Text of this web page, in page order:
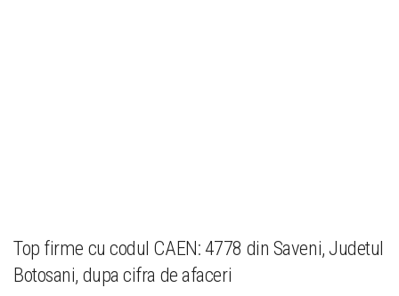
Top firme cu codul CAEN: 4778 din Saveni, Judetul
Botosani, dupa cifra de afaceri